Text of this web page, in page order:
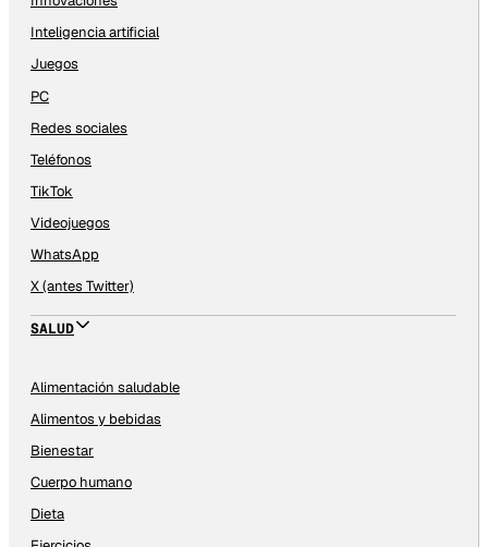
Inteligencia artificial
Juegos
PC
Redes sociales
Teléfonos
TikTok
Videojuegos
WhatsApp
X (antes Twitter)
SALUD
Alimentación saludable
Alimentos y bebidas
Bienestar
Cuerpo humano
Dieta